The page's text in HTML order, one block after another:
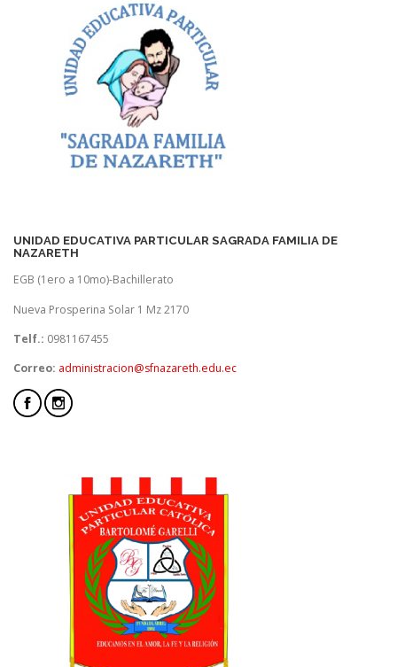
UNIDAD EDUCATIVA PARTICULAR SAGRADA FAMILIA DE
NAZARETH
EGB (1ero a 10mo)-Bachillerato
Nueva Prosperina Solar 1 Mz 2170
Telf.: 0981167455
Correo: administracion@sfnazareth.edu.ec